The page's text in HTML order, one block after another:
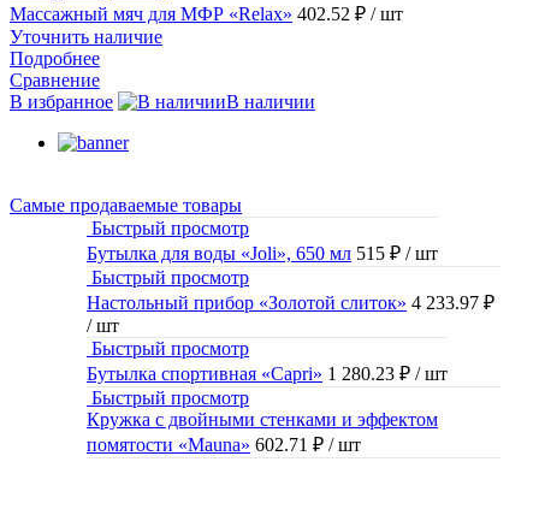
Массажный мяч для МФР «Relax» 402.52 ₽ / шт
Уточнить наличие
Подробнее
Сравнение
В избранное
В наличии
Самые продаваемые товары
Быстрый просмотр
Бутылка для воды «Joli», 650 мл 515 ₽ / шт
Быстрый просмотр
Настольный прибор «Золотой слиток» 4 233.97 ₽
/ шт
Быстрый просмотр
Бутылка спортивная «Capri» 1 280.23 ₽ / шт
Быстрый просмотр
Кружка с двойными стенками и эффектом
помятости «Mauna» 602.71 ₽ / шт